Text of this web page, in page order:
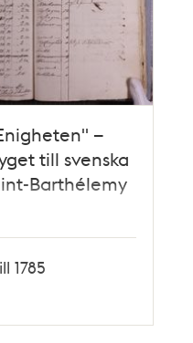
–
till svenska
Barthélemy
1785